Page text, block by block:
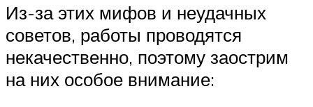
Из-за этих мифов и неудачных
советов, работы проводятся
некачественно, поэтому заострим
на них особое внимание: